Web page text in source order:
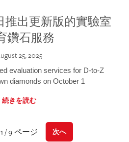
推出更新版的實驗室
鑽石服務
25, 2025
evaluation services for D-to-Z
diamonds on October 1
続きを読む
1 / 9 ページ 次へ